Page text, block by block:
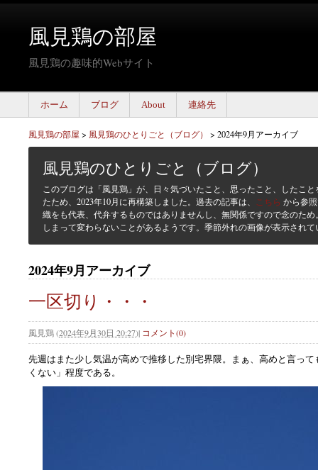
風見鶏の部屋
風見鶏の趣味的Webサイト
ホーム ブログ About 連絡先
風見鶏の部屋 > 風見鶏のひとりごと（ブログ） > 2024年9月アーカイブ
風見鶏のひとりごと（ブログ）
このブログは「風見鶏」が、日々気づいたこと、思ったこと、したこ
たため、2023年10月に再構築しました。過去の記事は、 こちら から参
織をも代表、代弁するものではありませんし、無関係ですので念のた
しまって変わらないことがあるようです。季節外れの画像が表示され
2024年9月アーカイブ
一区切り・・・
風見鶏(2024年9月30日 20:27)| コメント(0)
先週はまた少し気温が高めで推移した別宅界隈。まぁ、高めと言っ
くない」程度である。